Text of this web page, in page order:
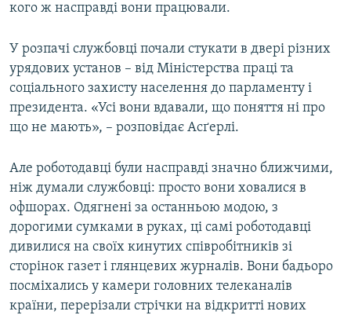
кого ж насправді вони працювали.
У розпачі службовці почали стукати в двері різних
урядових установ – від Міністерства праці та
соціального захисту населення до парламенту і
президента. «Усі вони вдавали, що поняття ні про
що не мають», – розповідає Асґерлі.
Але роботодавці були насправді значно ближчими,
ніж думали службовці: просто вони ховалися в
офшорах. Одягнені за останньою модою, з
дорогими сумками в руках, ці самі роботодавці
дивилися на своїх кинутих співробітників зі
сторінок газет і глянцевих журналів. Вони бадьоро
посміхались у камери головних телеканалів
країни, перерізали стрічки на відкритті нових